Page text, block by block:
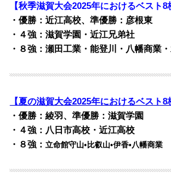
【秋季滋賀大会2025年におけるベスト8
・優勝：近江高校、準優勝：彦根東
・４強：滋賀学園・近江兄弟社
・８強：瀬田工業・能登川・八幡商業
【夏の滋賀大会2025年におけるベスト8
・優勝：綾羽、準優勝：滋賀学園
・４強：八日市高校・近江高校
・８強：立命館守山•比叡山•伊香•八幡商業